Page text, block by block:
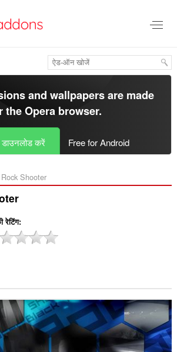
and wallpapers are made
theOpera browser.
करें Free for Android
Shooter‎
रेटिंग